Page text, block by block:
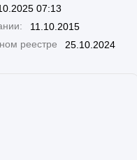
07:13
11.10.2015
реестре
25.10.2024